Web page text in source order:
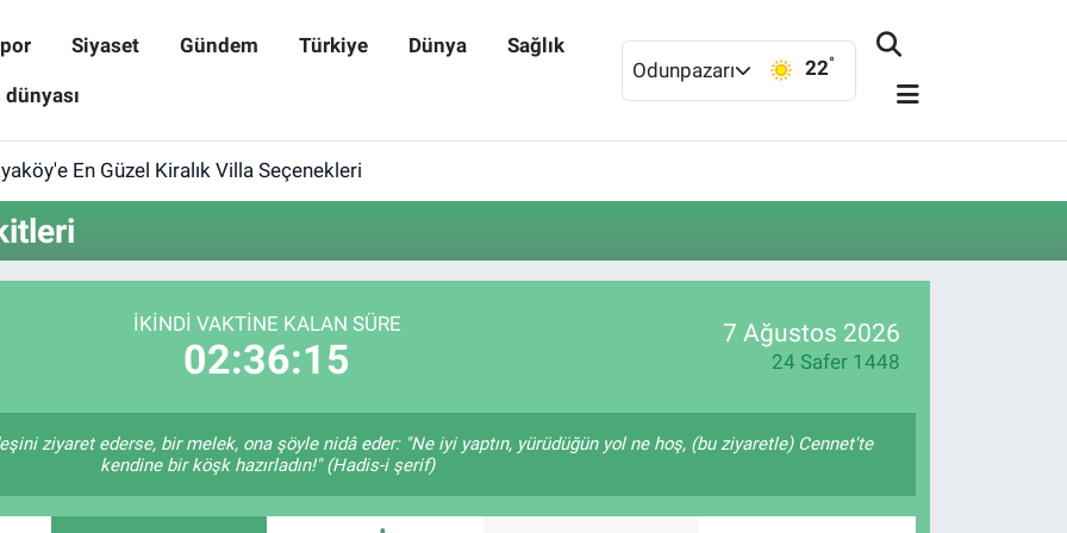
Siyaset Gündem Türkiye Dünya Sağlık
Odunpazarı 22°
En Güzel Kiralık Villa Seçenekleri
İKINDI VAKTINE KALAN SÜRE
02:36:15
7 Ağustos 2026
24 Safer 1448
ziyaret ederse, bir melek, ona şöyle nidâ eder: "Ne iyi yaptın, yürüdüğün yol ne hoş, (bu ziyaretle) Cennet'te
kendine bir köşk hazırladın!" (Hadis-i şerif)